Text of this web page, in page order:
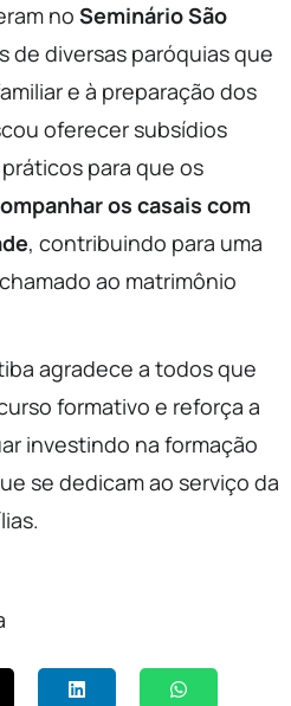
no Seminário São
de diversas paróquias que
e à preparação dos
oferecer subsídios
para que os
os casais com
, contribuindo para uma
ao matrimônio
agradece a todos que
formativo e reforça a
investindo na formação
se dedicam ao serviço da